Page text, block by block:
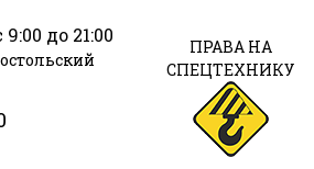
до 21:00
ПРАВА НА
СПЕЦТЕХНИКУ